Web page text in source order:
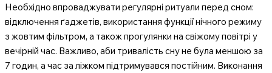
Необхідно впроваджувати регулярні ритуали перед сном:
відключення ґаджетів, використання функції нічного режиму
з жовтим фільтром, а також прогулянки на свіжому повітрі у
вечірній час. Важливо, аби тривалість сну не була меншою за
7 годин, а час за ліжком підтримувався постійним. Виконання